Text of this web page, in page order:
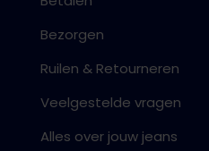
Bezorgen
Ruilen & Retourneren
Veelgestelde vragen
Alles over jouw jeans